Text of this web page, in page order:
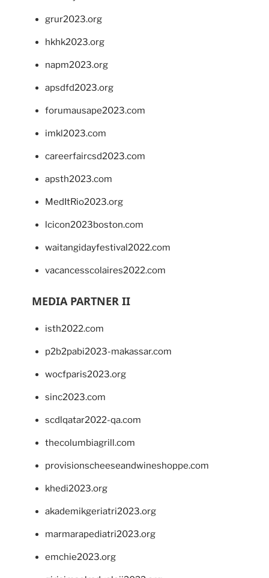
grur2023.org
hkhk2023.org
napm2023.org
apsdfd2023.org
forumausape2023.com
imkl2023.com
careerfaircsd2023.com
apsth2023.com
MedItRio2023.org
lcicon2023boston.com
waitangidayfestival2022.com
vacancesscolaires2022.com
MEDIA PARTNER II
isth2022.com
p2b2pabi2023-makassar.com
wocfparis2023.org
sinc2023.com
scdlqatar2022-qa.com
thecolumbiagrill.com
provisionscheeseandwineshoppe.com
khedi2023.org
akademikgeriatri2023.org
marmarapediatri2023.org
emchie2023.org